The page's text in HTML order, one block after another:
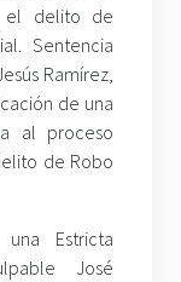
el delito de
Sentencia
Ramírez,
de una
al proceso
de Robo
Estricta
José